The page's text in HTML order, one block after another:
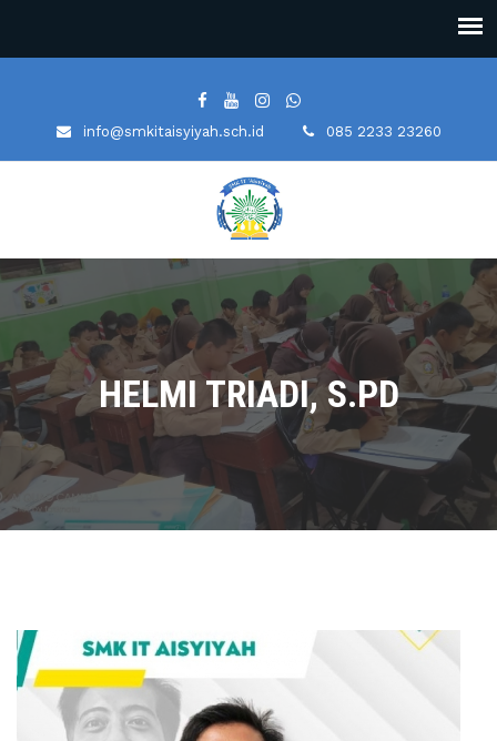
info@smkitaisyiyah.sch.id 085 2233 23260
HELMI TRIADI, S.PD